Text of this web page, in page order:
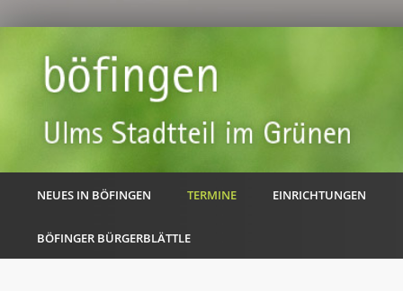
NEUES IN BÖFINGEN TERMINE EINRICHTUNGEN
BÖFINGER BÜRGERBLÄTTLE